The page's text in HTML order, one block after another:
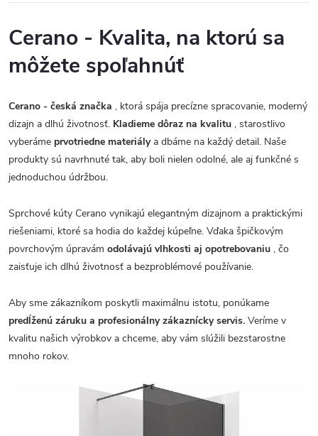
Cerano - Kvalita, na ktorú sa
môžete spoľahnúť
Cerano - česká značka , ktorá spája precízne spracovanie, moderný
dizajn a dlhú životnosť. Kladieme dôraz na kvalitu , starostlivo
vyberáme prvotriedne materiálya dbáme na každý detail. Naše
produkty sú navrhnuté tak, aby boli nielen odolné, ale aj funkčné s
jednoduchou údržbou.
Sprchové kúty Cerano vynikajú elegantným dizajnom a praktickými
riešeniami, ktoré sa hodia do každej kúpeľne. Vďaka špičkovým
povrchovým úpravám odolávajú vlhkosti aj opotrebovaniu , čo
zaisťuje ich dlhú životnosť a bezproblémové používanie.
Aby sme zákazníkom poskytli maximálnu istotu, ponúkame
predĺženú záruku a profesionálny zákaznícky servis. Veríme v
kvalitu našich výrobkov a chceme, aby vám slúžili bezstarostne
mnoho rokov.